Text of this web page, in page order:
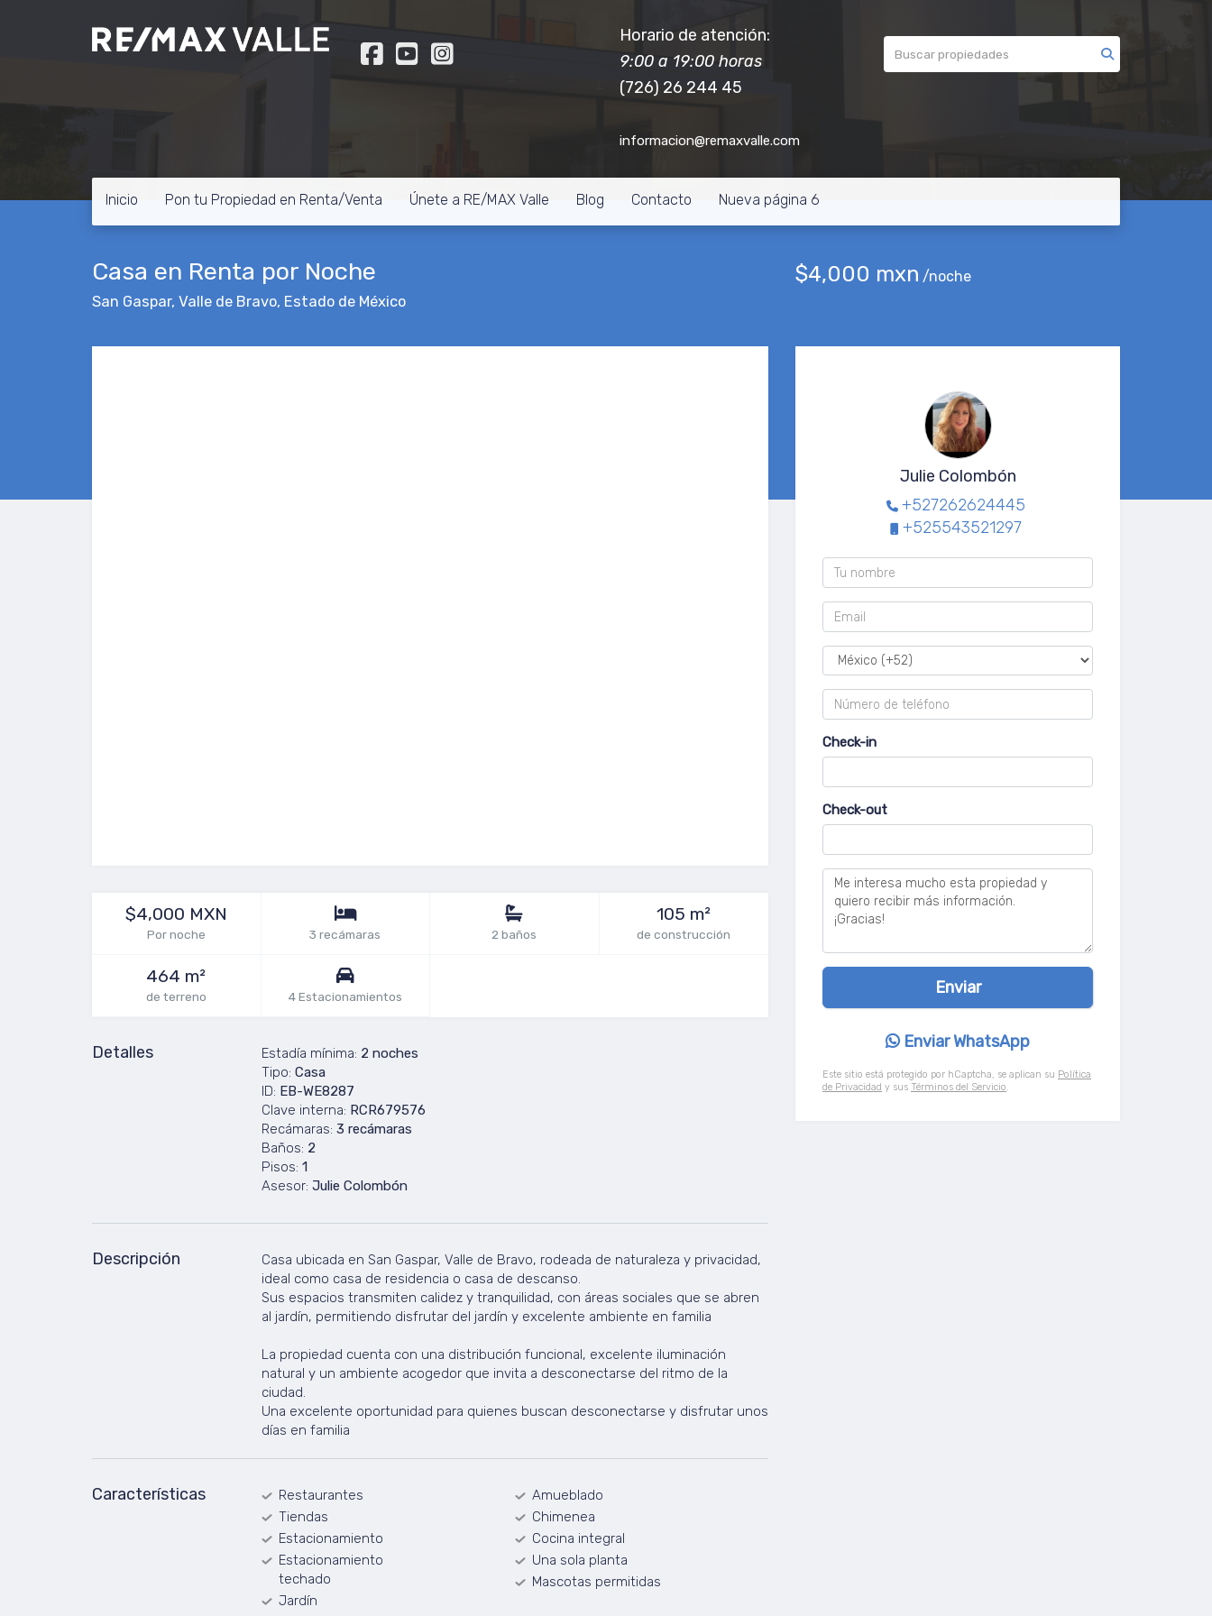
Horario de atención:
9:00 a 19:00 horas
(726) 26 244 45
informacion@remaxvalle.com
Inicio Pon tu Propiedad en Renta/Venta Únete a RE/MAX Valle Blog Contacto Nueva página 6
Casa en Renta por Noche
San Gaspar, Valle de Bravo, Estado de México
$4,000 mxn /noche
$4,000 MXN
Por noche 3 recámaras 2 baños
105 m²
de construcción
464 m²
de terreno 4 Estacionamientos
Detalles Estadía mínima: 2 noches
Tipo: Casa
ID: EB-WE8287
Clave interna: RCR679576
Recámaras: 3 recámaras
Baños: 2
Pisos: 1
Asesor: Julie Colombón
Descripción
Casa ubicada en San Gaspar, Valle de Bravo, rodeada de naturaleza y privacidad,
ideal como casa de residencia o casa de descanso.
Sus espacios transmiten calidez y tranquilidad, con áreas sociales que se abren
al jardín, permitiendo disfrutar del jardín y excelente ambiente en familia
La propiedad cuenta con una distribución funcional, excelente iluminación
natural y un ambiente acogedor que invita a desconectarse del ritmo de la
ciudad.
Una excelente oportunidad para quienes buscan desconectarse y disfrutar unos
días en familia
Características
Restaurantes
Tiendas
Estacionamiento
Estacionamiento
techado
Jardín
Amueblado
Chimenea
Cocina integral
Una sola planta
Mascotas permitidas
Julie Colombón
+527262624445
+525543521297
Check-in
Check-out
Enviar WhatsApp
Este sitio está protegido por hCaptcha, se aplican su Política
de Privacidad y sus Términos del Servicio